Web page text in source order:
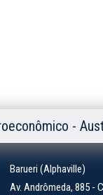
-
Barueri (Alphaville)
Av. Andrômeda, 885 -